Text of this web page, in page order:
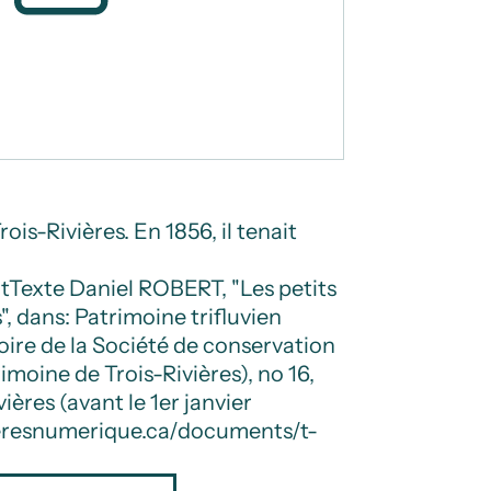
Rivières. En 1856, il tenait
Texte Daniel ROBERT, "Les petits
dans: Patrimoine trifluvien
de la Société de conservation
de Trois-Rivières), no 16,
(avant le 1er janvier
documents/t-